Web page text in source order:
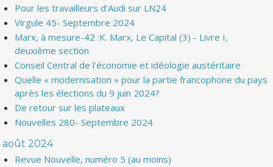
Pour les travailleurs d'Audi sur LN24
Virgule 45- Septembre 2024
Marx, à mesure-42 :K. Marx, Le Capital (3) - Livre I,
deuxième section
Conseil Central de l’économie et idéologie austéritaire
Quelle « modernisation » pour la partie francophone du pays
après les élections du 9 juin 2024?
De retour sur les plateaux
Nouvelles 280- Septembre 2024
août 2024
Revue Nouvelle, numéro 5 (au moins)